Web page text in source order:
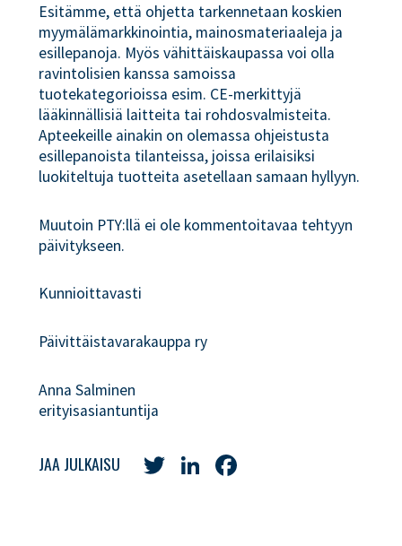
Esitämme, että ohjetta tarkennetaan koskien
myymälämarkkinointia, mainosmateriaaleja ja
esillepanoja. Myös vähittäiskaupassa voi olla
ravintolisien kanssa samoissa
tuotekategorioissa esim. CE-merkittyjä
lääkinnällisiä laitteita tai rohdosvalmisteita.
Apteekeille ainakin on olemassa ohjeistusta
esillepanoista tilanteissa, joissa erilaisiksi
luokiteltuja tuotteita asetellaan samaan hyllyyn.
Muutoin PTY:llä ei ole kommentoitavaa tehtyyn
päivitykseen.
Kunnioittavasti
Päivittäistavarakauppa ry
Anna Salminen
erityisasiantuntija
JAA JULKAISU TwitterLinkedIn